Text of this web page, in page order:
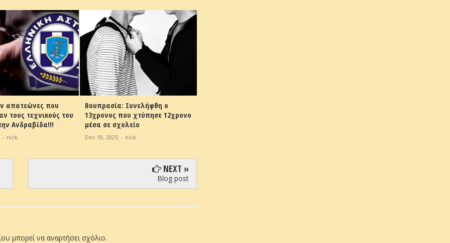
Συνελήφθη ο
χτύπησε 12χρονο
- nick
Ηλεία:Αστυνομικά Νέα
Aug 31, 2025 - nick
NEXT »
Blog post
μπορεί να αναρτήσει σχόλιο.